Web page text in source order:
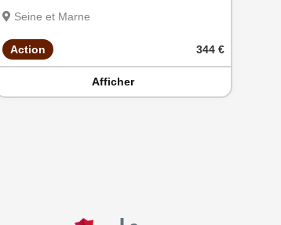
Seine et Marne
Action 344 €
Afficher